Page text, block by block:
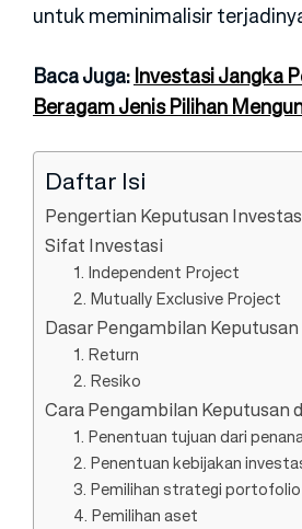
untuk meminimalisir
Baca Juga:Investasi Jangka
Beragam Jenis Pilihan
Daftar Isi
Pengertian Keputusan
Sifat Investasi
1. Independent Project
2. Mutually Exclusive Project
Dasar Pengambilan Keputusan
1. Return
2. Resiko
Cara Pengambilan Keputusan
1. Penentuan tujuan dari
2. Penentuan kebijakan
3. Pemilihan strategi portofolio
4. Pemilihan aset